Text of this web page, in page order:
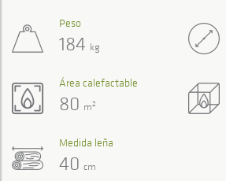
Área calefactable
80 m2
Peso
184 kg
Medida leña
40 cm